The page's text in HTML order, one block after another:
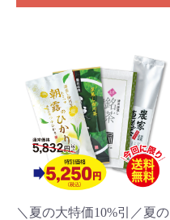
＼夏の大特価10%引／夏の